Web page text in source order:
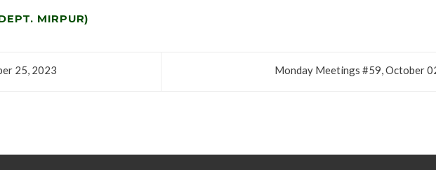
MIRPUR)
25, 2023 Monday Meetings #59, October